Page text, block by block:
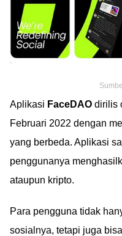
Aplikasi FaceDAO dirilis
Februari 2022 dengan
yang berbeda. Aplikasi
penggunanya
ataupun kripto.
Para pengguna tidak
sosialnya, tetapi juga